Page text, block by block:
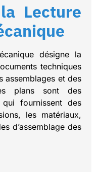
la Lecture
désigne la
techniques
assemblages et des
plans sont des
qui fournissent des
les matériaux,
d’assemblage des